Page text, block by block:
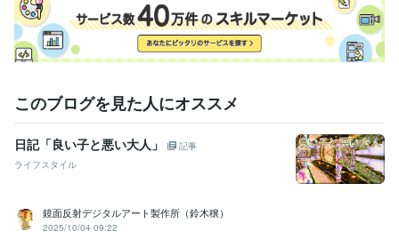
このブログを見た人にオススメ
日記「良い子と悪い大人」
記事
ライフスタイル
鏡面反射デジタルアート製作所（鈴木穣）
2025/10/04 09:22